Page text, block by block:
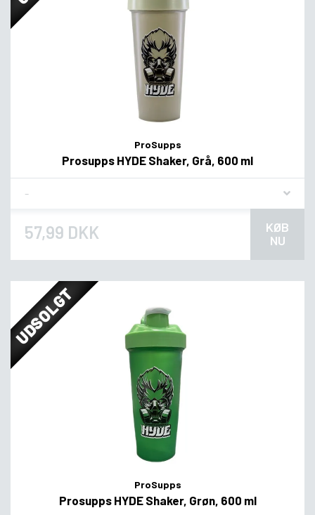
ProSupps
Prosupps HYDE Shaker, Grå, 600 ml
57,99 DKK
KØB
NU
UDSOLGT
ProSupps
Prosupps HYDE Shaker, Grøn, 600 ml